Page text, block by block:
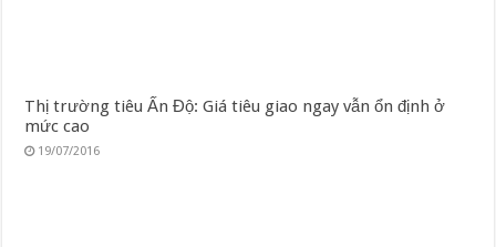
Thị trường tiêu Ấn Độ: Giá tiêu giao ngay vẫn ổn định ở
mức cao
19/07/2016